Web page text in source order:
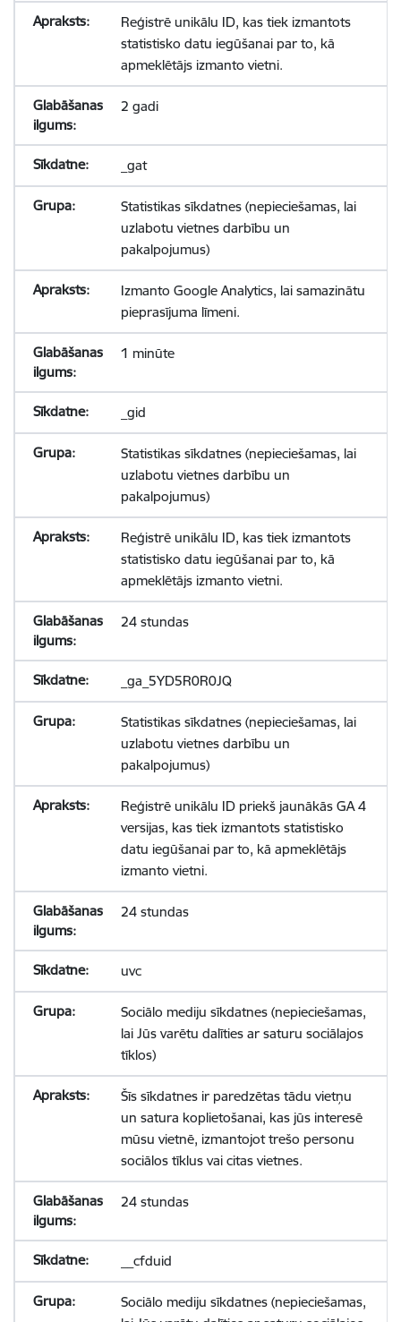
Reģistrē unikālu ID, kas tiek izmantots
statistisko datu iegūšanai par to, kā
apmeklētājs izmanto vietni.
2 gadi
_gat
Statistikas sīkdatnes (nepieciešamas, lai
uzlabotu vietnes darbību un
pakalpojumus)
Izmanto Google Analytics, lai samazinātu
pieprasījuma līmeni.
1 minūte
_gid
Statistikas sīkdatnes (nepieciešamas, lai
uzlabotu vietnes darbību un
pakalpojumus)
Reģistrē unikālu ID, kas tiek izmantots
statistisko datu iegūšanai par to, kā
apmeklētājs izmanto vietni.
24 stundas
_ga_5YD5R0R0JQ
Statistikas sīkdatnes (nepieciešamas, lai
uzlabotu vietnes darbību un
pakalpojumus)
Reģistrē unikālu ID priekš jaunākās GA 4
versijas, kas tiek izmantots statistisko
datu iegūšanai par to, kā apmeklētājs
izmanto vietni.
24 stundas
uvc
Sociālo mediju sīkdatnes (nepieciešamas,
lai Jūs varētu dalīties ar saturu sociālajos
tīklos)
Šīs sīkdatnes ir paredzētas tādu vietņu
un satura koplietošanai, kas jūs interesē
mūsu vietnē, izmantojot trešo personu
sociālos tīklus vai citas vietnes.
24 stundas
__cfduid
Sociālo mediju sīkdatnes (nepieciešamas,